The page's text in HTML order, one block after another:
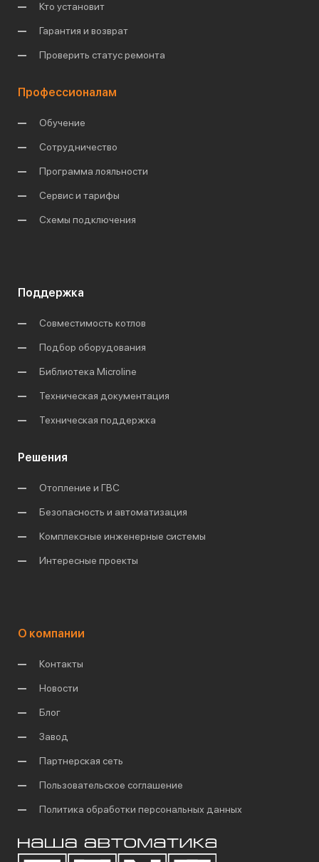
Кто установит
Гарантия и возврат
Проверить статус ремонта
Профессионалам
Обучение
Сотрудничество
Программа лояльности
Сервис и тарифы
Схемы подключения
Поддержка
Совместимость котлов
Подбор оборудования
Библиотека Microline
Техническая документация
Техническая поддержка
Решения
Отопление и ГВС
Безопасность и автоматизация
Комплексные инженерные системы
Интересные проекты
О компании
Контакты
Новости
Блог
Завод
Партнерская сеть
Пользовательское соглашение
Политика обработки персональных данных